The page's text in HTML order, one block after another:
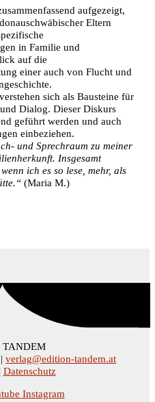
aufgezeigt,
Eltern
in Familie und
auf die
einer auch von Flucht und
sich als Bausteine für
Dialog. Dieser Diskurs
geführt werden und auch
einbeziehen.
und Sprechraum zu meiner
Insgesamt
ich es so lese, mehr, als
(Maria M.)
TANDEM
verlag@edition-tandem.at
Datenschutz
Instagram